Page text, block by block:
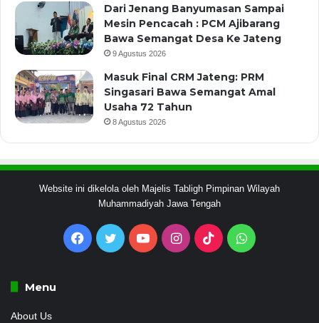
Dari Jenang Banyumasan Sampai
Mesin Pencacah : PCM Ajibarang
Bawa Semangat Desa Ke Jateng
9 Agustus 2026
Masuk Final CRM Jateng: PRM
Singasari Bawa Semangat Amal
Usaha 72 Tahun
8 Agustus 2026
Website ini dikelola oleh Majelis Tabligh Pimpinan Wilayah
Muhammadiyah Jawa Tengah
Facebook
Twitter YouTubeInstagram
TikTokWhatsApp
Menu
About Us